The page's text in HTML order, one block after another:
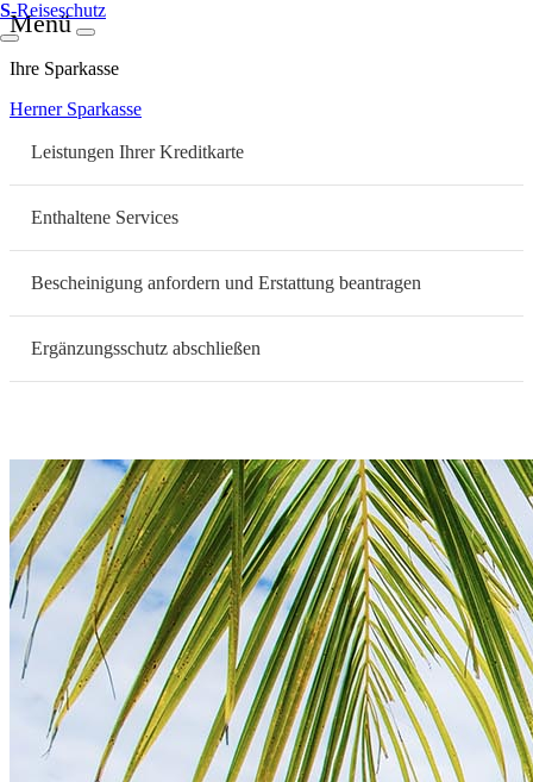
S-Reiseschutz
Menü
Ihre Sparkasse
Herner Sparkasse
Leistungen Ihrer Kreditkarte
Enthaltene Services
Bescheinigung anfordern und Erstattung beantragen
Ergänzungsschutz abschließen